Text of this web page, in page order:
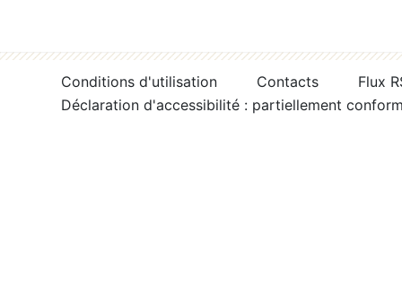
Conditions d'utilisation Contacts
Flux
Déclaration d'accessibilité : partiellement